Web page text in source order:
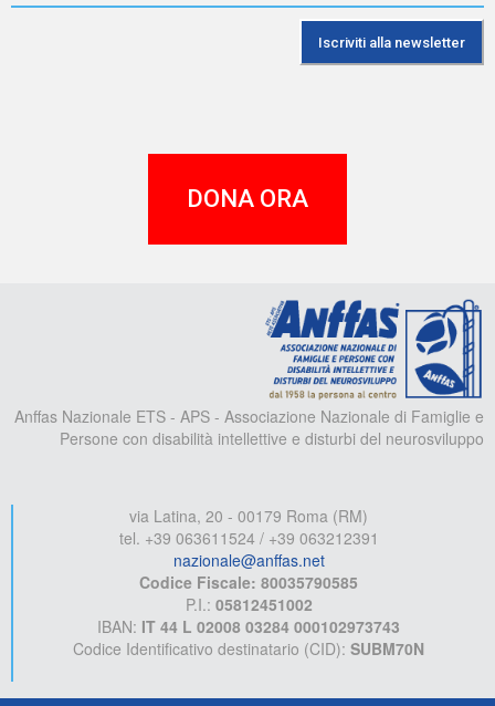
DONA ORA
Anffas Nazionale ETS - APS - Associazione Nazionale di Famiglie e
Persone con disabilità intellettive e disturbi del neurosviluppo
via Latina, 20 - 00179 Roma (RM)
tel. +39 063611524 / +39 063212391
nazionale@anffas.net
Codice Fiscale: 80035790585
P.I.: 05812451002
IBAN: IT 44 L 02008 03284 000102973743
Codice Identificativo destinatario (CID): SUBM70N